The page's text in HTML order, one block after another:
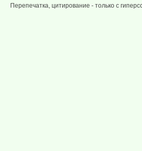
Перепечатка, цитирование - только с